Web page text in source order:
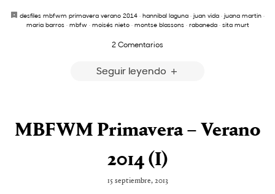
desfiles mbfwm primavera verano 2014 · hannibal laguna · juan vida · juana martin ·
maria barros· mbfw· moisés nieto· montse blassons· rabaneda· sita murt
2 Comentarios
Seguir leyendo
MBFWM Primavera – Verano
2014 (I)
15 septiembre, 2013